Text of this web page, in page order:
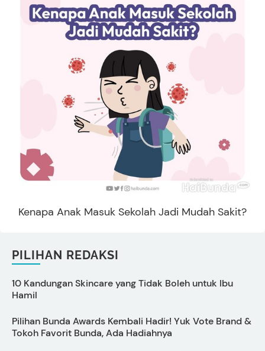
Kenapa Anak Masuk Sekolah Jadi Mudah Sakit?
PILIHAN REDAKSI
10 Kandungan Skincare yang Tidak Boleh untuk Ibu
Hamil
Pilihan Bunda Awards Kembali Hadir! Yuk Vote Brand &
Tokoh Favorit Bunda, Ada Hadiahnya